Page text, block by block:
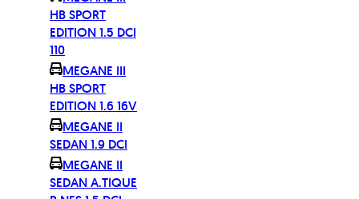
HB SPORT
EDITION 1.5 DCI
110
MEGANE III
HB SPORT
EDITION 1.6 16V
MEGANE II
SEDAN 1.9 DCI
MEGANE II
SEDAN A.TIQUE